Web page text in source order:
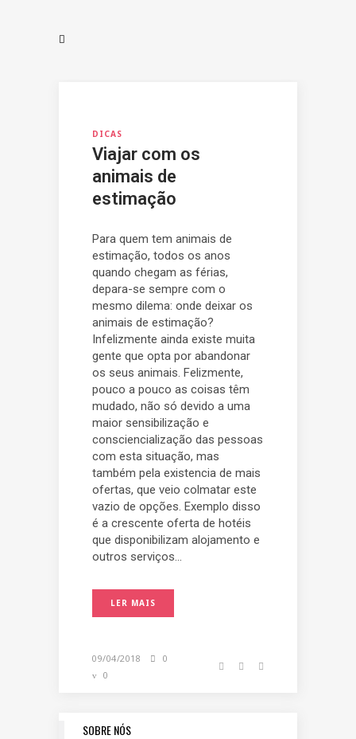
DICAS
Viajar com os
animais de
estimação
Para quem tem animais de
estimação, todos os anos
quando chegam as férias,
depara-se sempre com o
mesmo dilema: onde deixar os
animais de estimação?
Infelizmente ainda existe muita
gente que opta por abandonar
os seus animais. Felizmente,
pouco a pouco as coisas têm
mudado, não só devido a uma
maior sensibilização e
consciencialização das pessoas
com esta situação, mas
também pela existencia de mais
ofertas, que veio colmatar este
vazio de opções. Exemplo disso
é a crescente oferta de hotéis
que disponibilizam alojamento e
outros serviços...
LER MAIS
09/04/2018
0
0
SOBRE NÓS